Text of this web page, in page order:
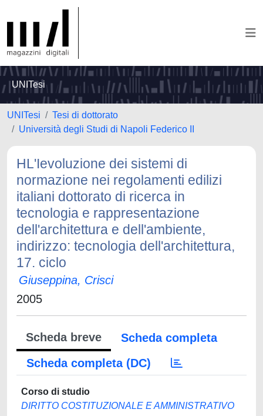
UNITesi
UNITesi
Tesi di dottorato
Università degli Studi di Napoli Federico II
HL'Ievoluzione dei sistemi di
normazione nei regolamenti edilizi
italiani dottorato di ricerca in
tecnologia e rappresentazione
dell'architettura e dell'ambiente,
indirizzo: tecnologia dell'architettura,
17. ciclo
Giuseppina, Crisci
2005
Scheda breve
Scheda completa
Scheda completa (DC)
Corso di studio
DIRITTO COSTITUZIONALE E AMMINISTRATIVO